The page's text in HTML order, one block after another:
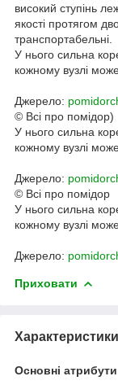
високий ступінь
якості протягом
транспортабельні.
У нього сильна
кожному вузлі
Джерело:
© Всі про помідор)
У нього сильна
кожному вузлі
Джерело:
© Всі про помідор
У нього сильна
кожному вузлі
Джерело:
Приховати
Характеристики
Основні атрибути